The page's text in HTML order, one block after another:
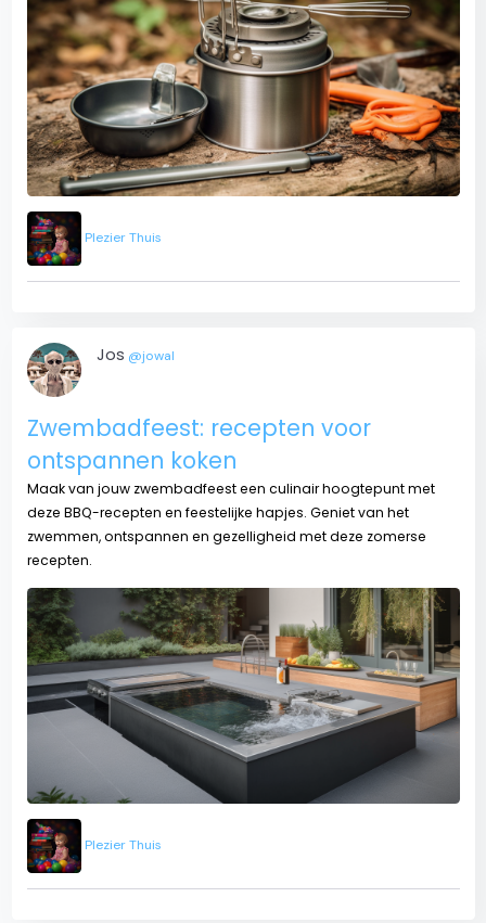
Plezier Thuis
Jos @jowal
Zwembadfeest: recepten voor
ontspannen koken
Maak van jouw zwembadfeest een culinair hoogtepunt met
deze BBQ-recepten en feestelijke hapjes. Geniet van het
zwemmen, ontspannen en gezelligheid met deze zomerse
recepten.
Plezier Thuis